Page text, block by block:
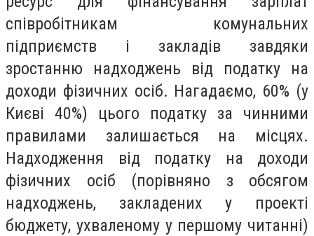
співробітникам комунальних
підприємств і закладів завдяки
зростанню надходжень від податку на
доходи фізичних осіб. Нагадаємо, 60% (у
Києві 40%) цього податку за чинними
правилами залишається на місцях.
Надходження від податку на доходи
фізичних осіб (порівняно з обсягом
надходжень, закладених у проекті
бюджету, ухваленому у першому читанні)